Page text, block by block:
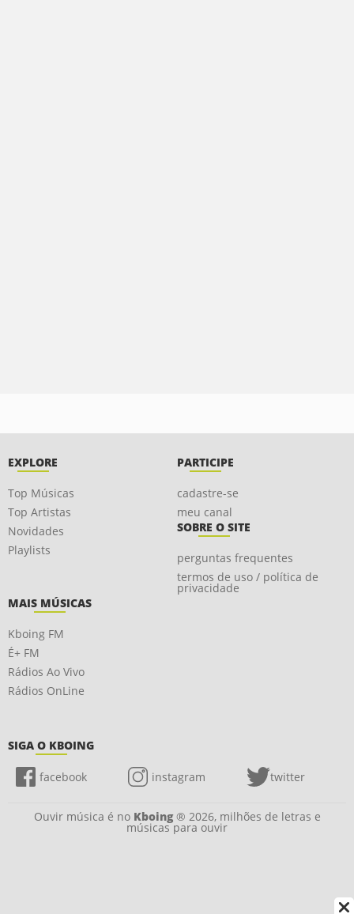
EXPLORE
Top Músicas
Top Artistas
Novidades
Playlists
PARTICIPE
cadastre-se
meu canal
SOBRE O SITE
perguntas frequentes
termos de uso / política de
privacidade
MAIS MÚSICAS
Kboing FM
É+ FM
Rádios Ao Vivo
Rádios OnLine
SIGA O KBOING
facebook instagram twitter
Ouvir música é no Kboing® 2026, milhões de letras e
músicas para ouvir